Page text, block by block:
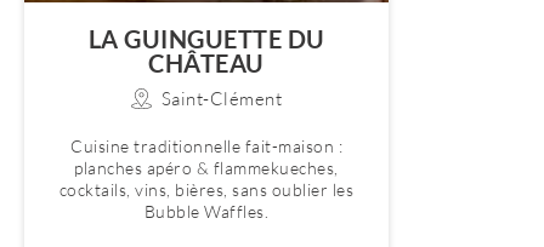
LA GUINGUETTE DU
CHÂTEAU
Saint-Clément
Cuisine traditionnelle fait-maison :
planches apéro & flammekueches,
cocktails, vins, bières, sans oublier les
Bubble Waffles.